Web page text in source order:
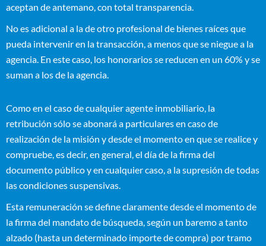
aceptan de antemano, con total transparencia.
No es adicional a la de otro profesional de bienes raíces que
pueda intervenir en la transacción, a menos que se niegue a la
agencia. En este caso, los honorarios se reducen en un 60% y se
suman a los de la agencia.
Como en el caso de cualquier agente inmobiliario, la
retribución sólo se abonará a particulares en caso de
realización de la misión y desde el momento en que se realice y
compruebe, es decir, en general, el día de la firma del
documento público y en cualquier caso, a la supresión de todas
las condiciones suspensivas.
Esta remuneración se define claramente desde el momento de
la firma del mandato de búsqueda, según un baremo a tanto
alzado (hasta un determinado importe de compra) por tramo